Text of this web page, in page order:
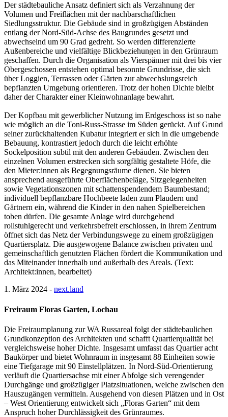
Der städtebauliche Ansatz definiert sich als Verzahnung der
Volumen und Freiflächen mit der nachbarschaftlichen
Siedlungsstruktur. Die Gebäude sind in großzügigen Abständen
entlang der Nord-Süd-Achse des Baugrundes gesetzt und
abwechselnd um 90 Grad gedreht. So werden differenzierte
Außenbereiche und vielfältige Blickbeziehungen in den Grünraum
geschaffen. Durch die Organisation als Vierspänner mit drei bis vier
Obergeschossen entstehen optimal besonnte Grundrisse, die sich
über Loggien, Terrassen oder Gärten zur abwechslungsreich
bepflanzten Umgebung orientieren. Trotz der hohen Dichte bleibt
daher der Charakter einer Kleinwohnanlage bewahrt.
Der Kopfbau mit gewerblicher Nutzung im Erdgeschoss ist so nahe
wie möglich an die Toni-Russ-Strasse im Süden gerückt. Auf Grund
seiner zurückhaltenden Kubatur integriert er sich in die umgebende
Bebauung, kontrastiert jedoch durch die leicht erhöhte
Sockelposition subtil mit den anderen Gebäuden. Zwischen den
einzelnen Volumen erstrecken sich sorgfältig gestaltete Höfe, die
den Mieter:innen als Begegnungsräume dienen. Sie bieten
ansprechend ausgeführte Oberflächenbeläge, Sitzgelegenheiten
sowie Vegetationszonen mit schattenspendendem Baumbestand;
individuell bepflanzbare Hochbeete laden zum Plaudern und
Gärtnern ein, während die Kinder in den nahen Spielbereichen
toben dürfen. Die gesamte Anlage wird durchgehend
rollstuhlgerecht und verkehrsbefreit erschlossen, in ihrem Zentrum
öffnet sich das Netz der Verbindungswege zu einem großzügigen
Quartiersplatz. Die ausgewogene Balance zwischen privaten und
gemeinschaftlich genutzten Flächen fördert die Kommunikation und
das Miteinander innerhalb und außerhalb des Areals. (Text:
Architekt:innen, bearbeitet)
1. März 2024 - next.land
Freiraum Floras Garten, Lochau
Die Freiraumplanung zur WA Russareal folgt der städtebaulichen
Grundkonzeption des Architekten und schafft Quartierqualität bei
vergleichsweise hoher Dichte. Insgesamt umfasst das Quartier acht
Baukörper und bietet Wohnraum in insgesamt 88 Einheiten sowie
eine Tiefgarage mit 90 Einstellplätzen. In Nord-Süd-Orientierung
verläuft die Quartiersachse mit einer Abfolge sich verengender
Durchgänge und großzügiger Platzsituationen, welche zwischen den
Hauszugängen vermitteln. Ausgehend von diesen Plätzen und in Ost
– West Orientierung entwickelt sich „Floras Garten“ mit dem
Anspruch hoher Durchlässigkeit des Grünraumes.